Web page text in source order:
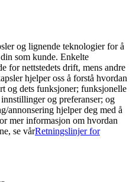
og lignende teknologier for å
som kunde. Enkelte
for nettstedets drift, mens andre
hjelper oss å forstå hvordan
og dets funksjoner; funksjonelle
og preferanser; og
annonsering hjelper deg med å
mer informasjon om hvordan
se vårRetningslinjer for